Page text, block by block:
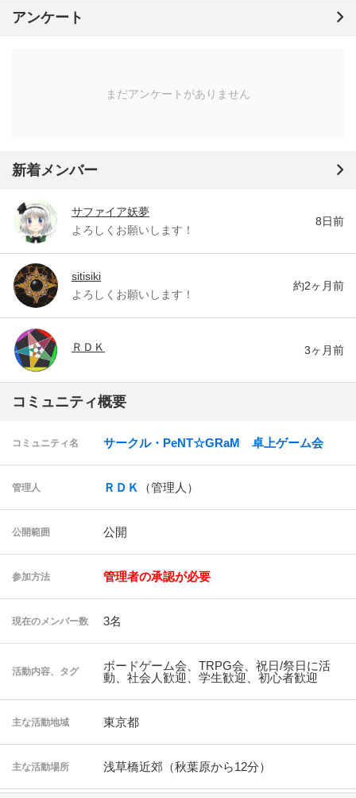
アンケート
まだアンケートがありません
新着メンバー
サファイア妖夢
よろしくお願いします！
8日前
sitisiki
よろしくお願いします！
約2ヶ月前
ＲＤＫ 3ヶ月前
コミュニティ概要
コミュニティ名 サークル・PeNT☆GRaM 卓上ゲーム会
管理人 ＲＤＫ （管理人）
公開範囲 公開
参加方法 管理者の承認が必要
現在のメンバー数 3名
活動内容、タグ
ボードゲーム会、TRPG会、祝日/祭日に活
動、社会人歓迎、学生歓迎、初心者歓迎
主な活動地域 東京都
主な活動場所 浅草橋近郊（秋葉原から12分）